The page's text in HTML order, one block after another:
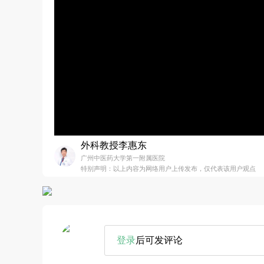
外科教授李惠东
广州中医药大学第一附属医院
特别声明：以上内容为网络用户上传发布，仅代表该用户观点
登录后可发评论